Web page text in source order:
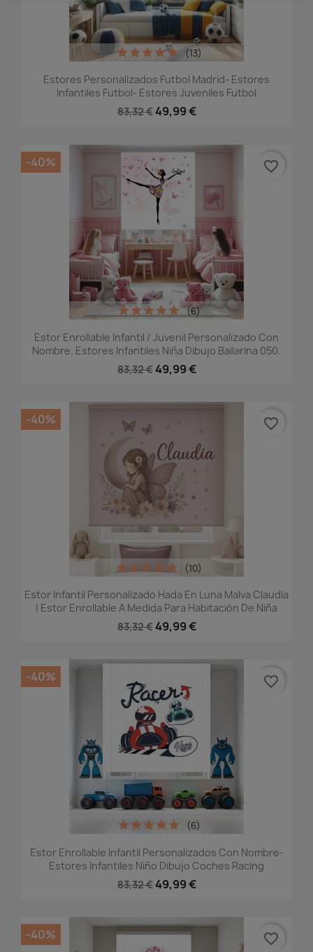
Estores Personalizados Futbol Madrid- Estores
Infantiles Futbol- Estores Juveniles Futbol
83,32 € 49,99 €
(13)
Estor Enrollable Infantil / Juvenil Personalizado Con
Nombre. Estores Infantiles Niña Dibujo Bailarina 050.
83,32 € 49,99 €
(6)
-40% favorite_border
Estor Infantil Personalizado Hada En Luna Malva Claudia
| Estor Enrollable A Medida Para Habitación De Niña
83,32 € 49,99 €
(10)
-40% favorite_border
Estor Enrollable Infantil Personalizados Con Nombre-
Estores Infantiles Niño Dibujo Coches Racing
83,32 € 49,99 €
(6)
-40% favorite_border
-40% favorite_border